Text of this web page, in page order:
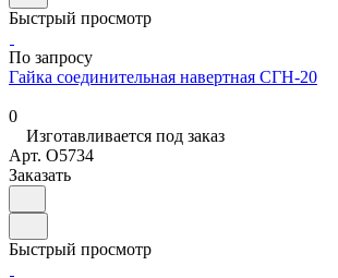
Быстрый просмотр
По запросу
Гайка соединительная навертная СГН-20
0
Изготавливается под заказ
Арт. O5734
Заказать
Быстрый просмотр